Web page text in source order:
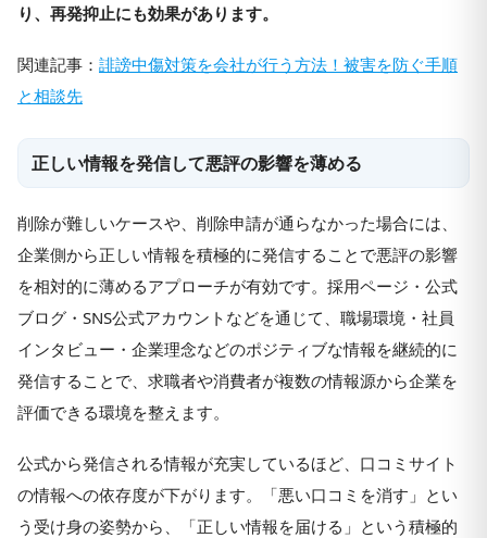
り、再発抑止にも効果があります。
関連記事： 誹謗中傷対策を会社が行う方法！被害を防ぐ手順
と相談先
正しい情報を発信して悪評の影響を薄める
削除が難しいケースや、削除申請が通らなかった場合には、
企業側から正しい情報を積極的に発信することで悪評の影響
を相対的に薄めるアプローチが有効です。採用ページ・公式
ブログ・SNS公式アカウントなどを通じて、職場環境・社員
インタビュー・企業理念などのポジティブな情報を継続的に
発信することで、求職者や消費者が複数の情報源から企業を
評価できる環境を整えます。
公式から発信される情報が充実しているほど、口コミサイト
の情報への依存度が下がります。「悪い口コミを消す」とい
う受け身の姿勢から、「正しい情報を届ける」という積極的